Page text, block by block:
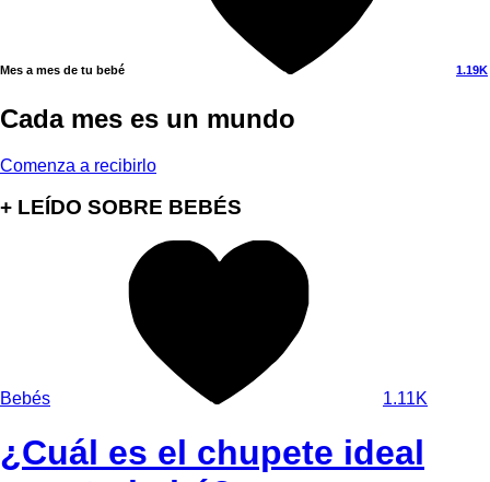
Mes a mes de tu bebé 1.19K
Cada mes es un mundo
Comenza a recibirlo
+ LEÍDO SOBRE BEBÉS
Bebés 1.11K
¿Cuál es el chupete ideal